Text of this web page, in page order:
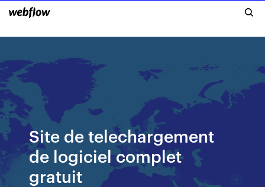
Site de telechargement
de logiciel complet
gratuit